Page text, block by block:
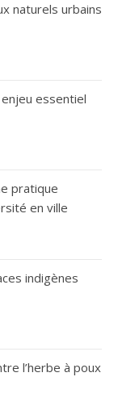
naturels urbains
essentiel
pratique
en ville
indigènes
l’herbe à poux